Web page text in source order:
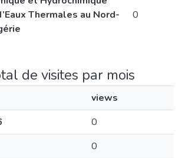
Thermales au Nord-
0
de visites par mois
views
0
0